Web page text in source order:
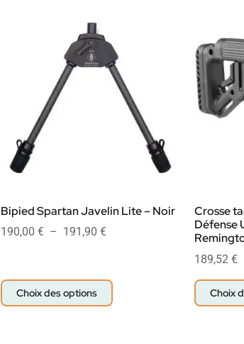
Bipied Spartan Javelin Lite – Noir
190,00 € – 191,90 €
Choix des options
Crosse
Défense
189,52 €
Choix